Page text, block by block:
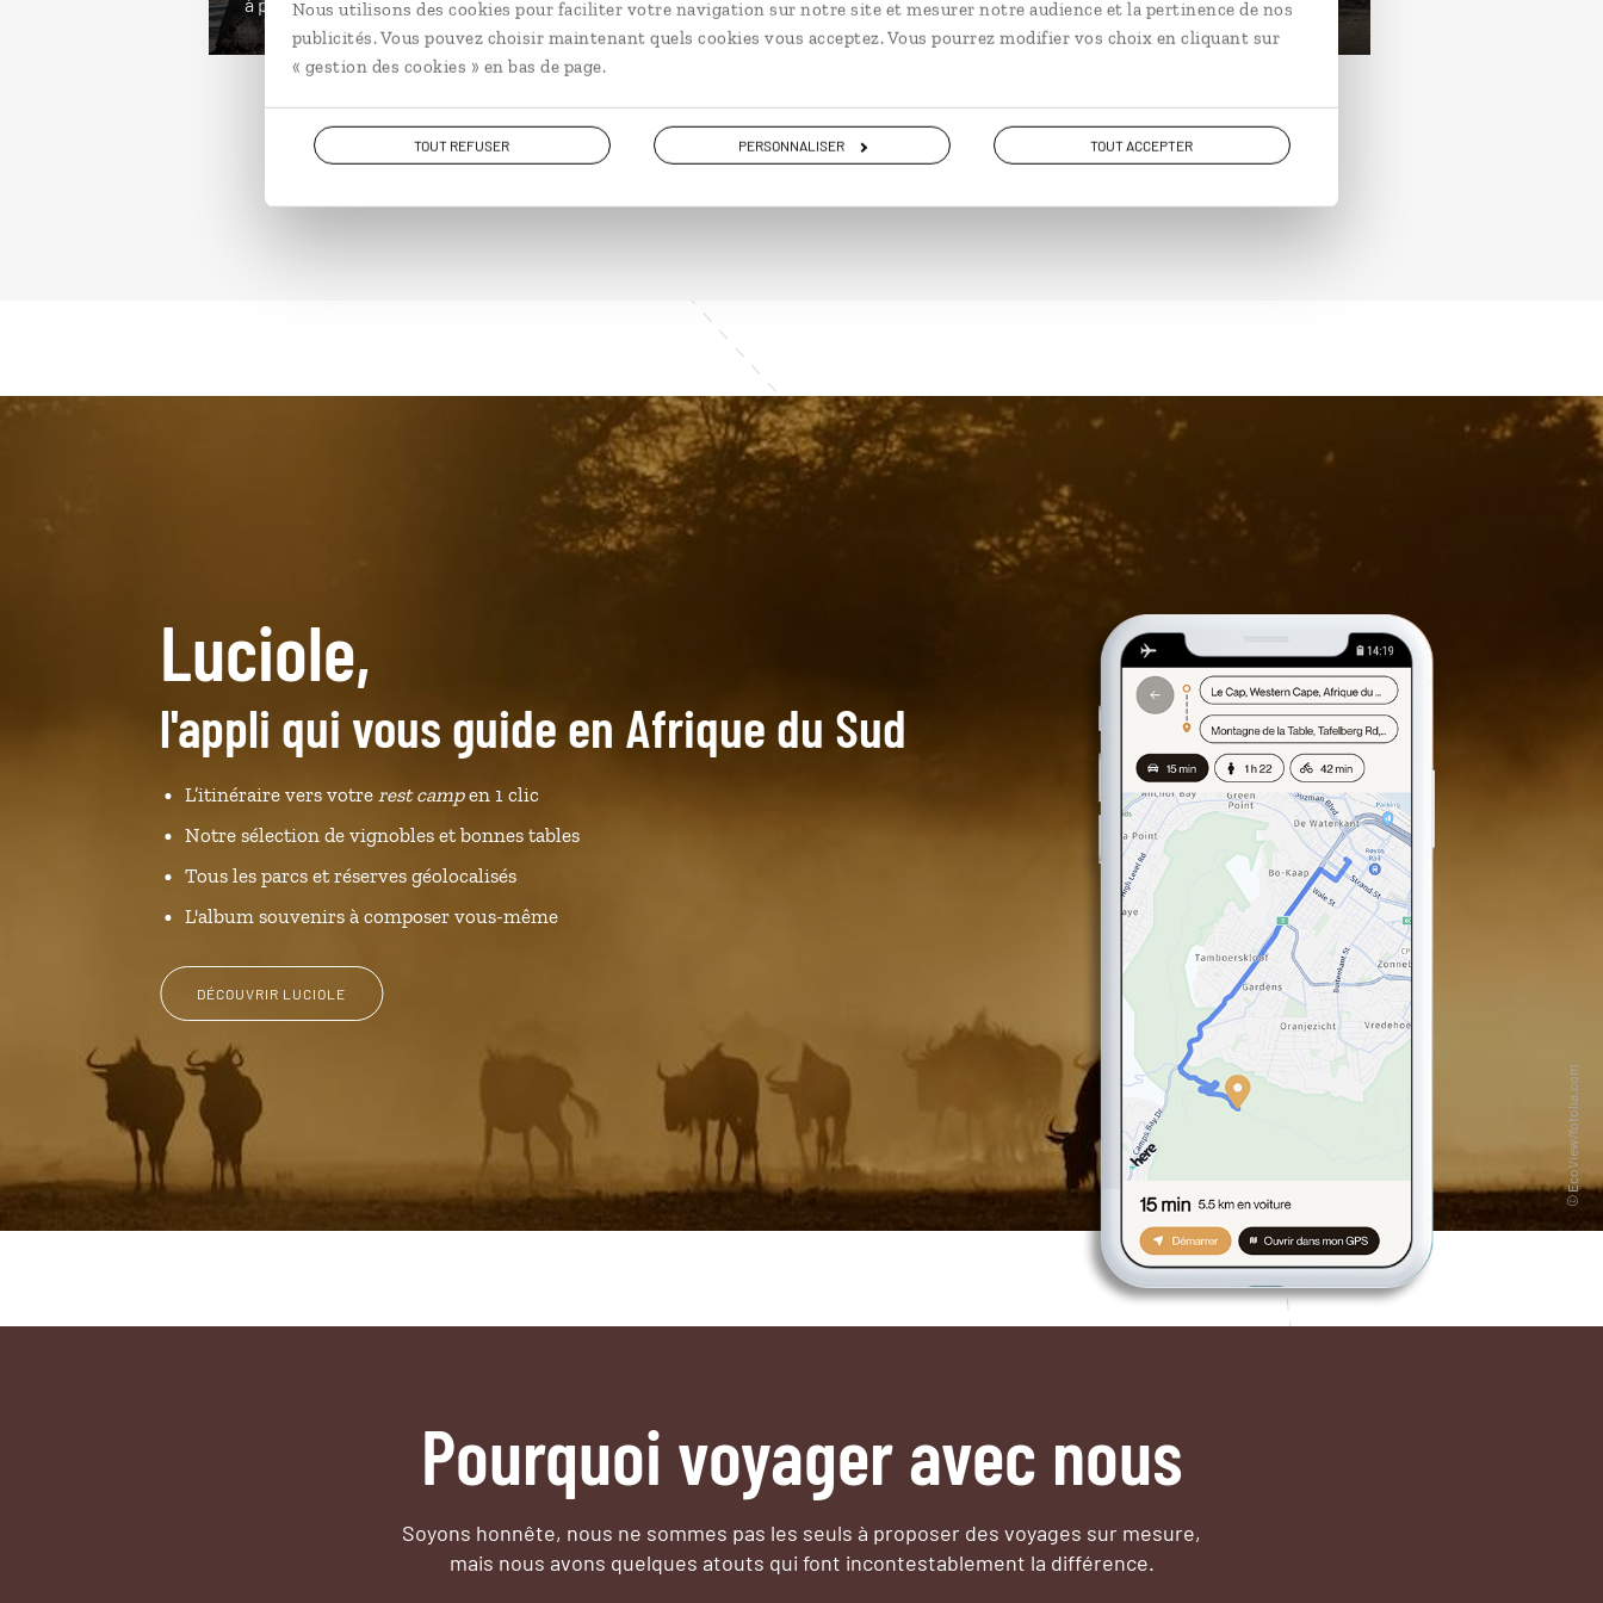
Nous utilisons des cookies pour faciliter votre navigation sur notre site et mesurer notre audience et la pertinence de nos
publicités. Vous pouvez choisir maintenant quels cookies vous acceptez. Vous pourrez modifier vos choix en cliquant sur
« gestion des cookies » en bas de page.
TOUT REFUSER PERSONNALISER TOUT ACCEPTER
Luciole,
l'appli qui vous guide en Afrique du Sud
L’itinéraire vers votre rest campen 1 clic
Notre sélection de vignobles et bonnes tables
Tous les parcs et réserves géolocalisés
L'album souvenirs à composer vous-même
DÉCOUVRIR LUCIOLE
Pourquoi voyager avec nous
Soyons honnête, nous ne sommes pas les seuls à proposer des voyages sur mesure,
mais nous avons quelques atouts qui font incontestablement la différence.